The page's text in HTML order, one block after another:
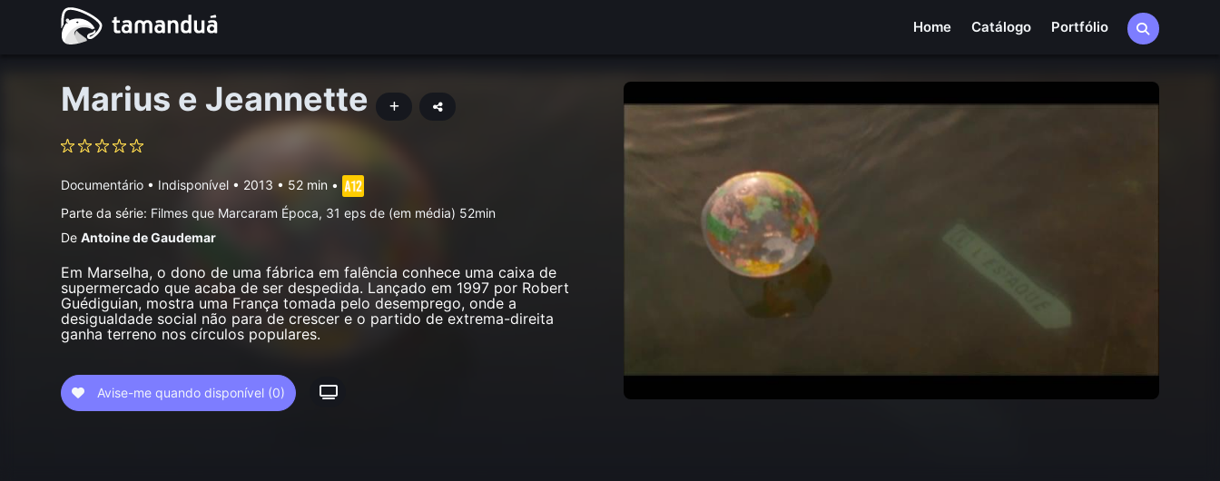
Home Catálogo Portfólio
Marius e Jeannette
Documentário • Indisponível • 2013 • 52 min •
Parte da série: Filmes que Marcaram Época, 31 eps de (em média) 52min
DeAntoine de Gaudemar
Em Marselha, o dono de uma fábrica em falência conhece uma caixa de
supermercado que acaba de ser despedida. Lançado em 1997 por Robert
Guédiguian, mostra uma França tomada pelo desemprego, onde a
desigualdade social não para de crescer e o partido de extrema-direita
ganha terreno nos círculos populares.
Avise-me quando disponível (0)